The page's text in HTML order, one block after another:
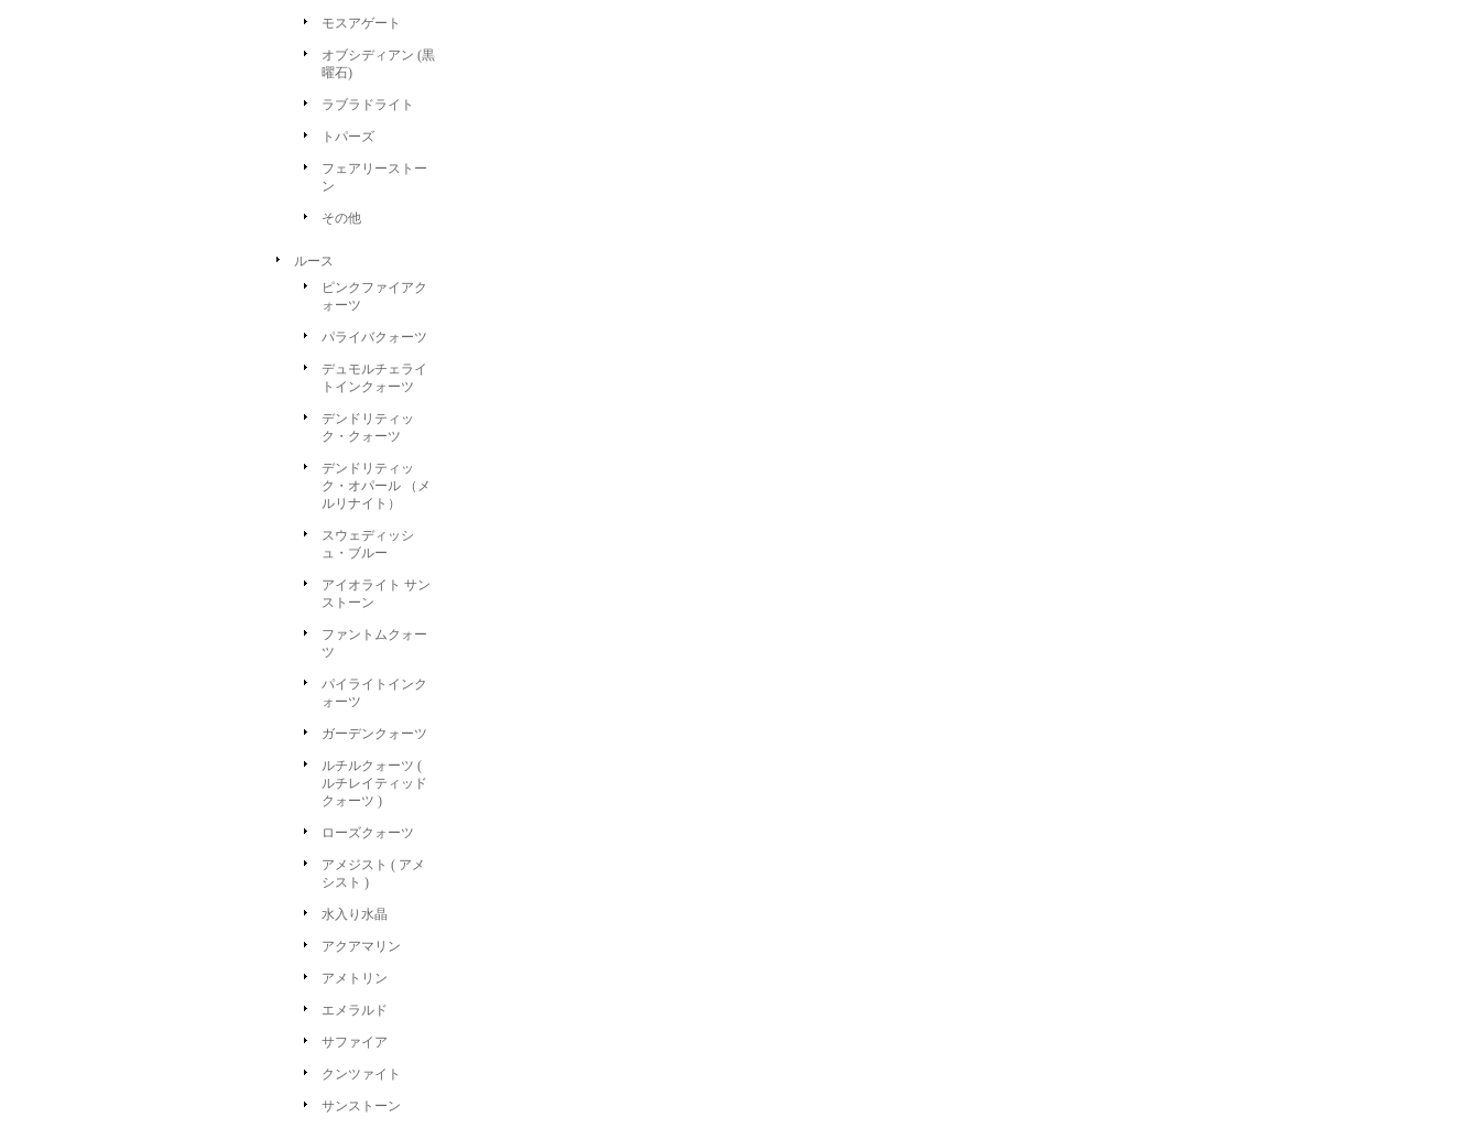
モスアゲート
オブシディアン (黒
曜石)
ラブラドライト
トパーズ
フェアリーストー
ン
その他
ルース
ピンクファイアク
ォーツ
パライバクォーツ
デュモルチェライ
トインクォーツ
デンドリティッ
ク・クォーツ
デンドリティッ
ク・オパール （メ
ルリナイト）
スウェディッシ
ュ・ブルー
アイオライト サン
ストーン
ファントムクォー
ツ
パイライトインク
ォーツ
ガーデンクォーツ
ルチルクォーツ (
ルチレイティッド
クォーツ )
ローズクォーツ
アメジスト ( アメ
シスト )
水入り水晶
アクアマリン
アメトリン
エメラルド
サファイア
クンツァイト
サンストーン